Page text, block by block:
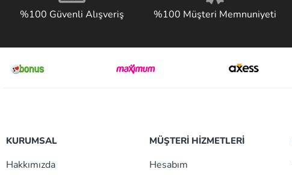
%100 Güvenli Alışveriş %100 Müşteri Memnuniyeti
KURUMSAL
Hakkımızda
MÜŞTERİ HİZMETLERİ
Hesabım